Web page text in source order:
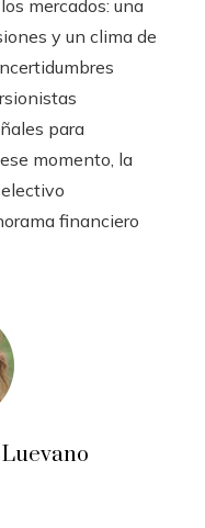
mercados: una
y un clima de
para
momento, la
financiero